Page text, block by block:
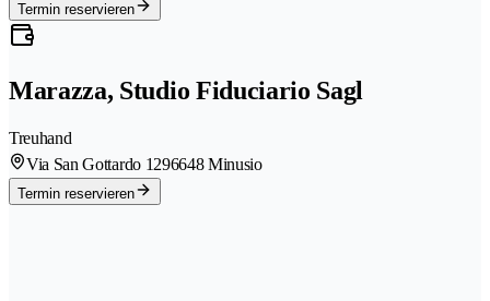
Termin reservieren
Marazza, Studio Fiduciario Sagl
Treuhand
Via San Gottardo 1296648 Minusio
Termin reservieren